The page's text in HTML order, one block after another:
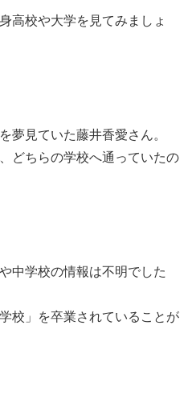
高校や大学を見てみましょ
夢見ていた藤井香愛さん。
どちらの学校へ通っていたの
中学校の情報は不明でした
校」を卒業されていることが